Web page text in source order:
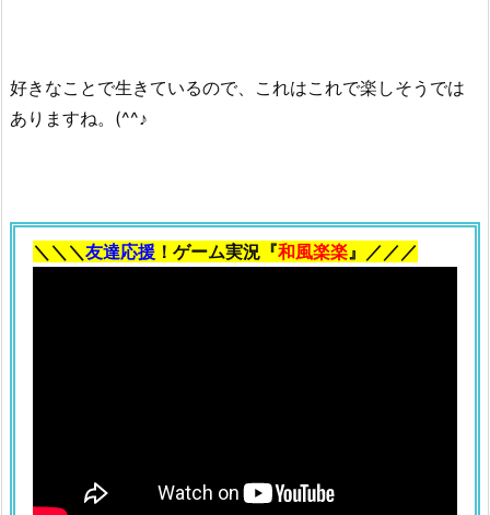
好きなことで生きているので、これはこれで楽しそうでは
ありますね。(^^♪
＼＼＼友達応援 ！ゲーム実況『和風楽楽』／／／